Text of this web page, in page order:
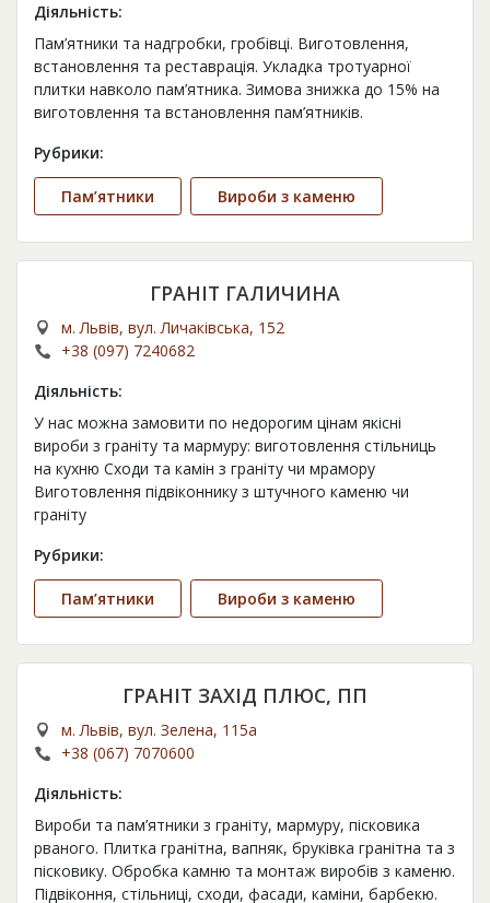
Діяльність:
Пам’ятники та надгробки, гробівці. Виготовлення,
встановлення та реставрація. Укладка тротуарної
плитки навколо пам’ятника. Зимова знижка до 15% на
виготовлення та встановлення пам’ятників.
Рубрики:
Пам’ятники Вироби з каменю
ГРАНІТ ГАЛИЧИНА
м. Львів, вул. Личаківська, 152
+38 (097) 7240682
Діяльність:
У нас можна замовити по недорогим цінам якісні
вироби з граніту та мармуру: виготовлення стільниць
на кухню Сходи та камін з граніту чи мрамору
Виготовлення підвіконнику з штучного каменю чи
граніту
Рубрики:
Пам’ятники Вироби з каменю
ГРАНІТ ЗАХІД ПЛЮС, ПП
м. Львів, вул. Зелена, 115а
+38 (067) 7070600
Діяльність:
Вироби та пам’ятники з граніту, мармуру, пісковика
рваного. Плитка гранітна, вапняк, бруківка гранітна та з
пісковику. Обробка камню та монтаж виробів з каменю.
Підвіконня, стільниці, сходи, фасади, каміни, барбекю.